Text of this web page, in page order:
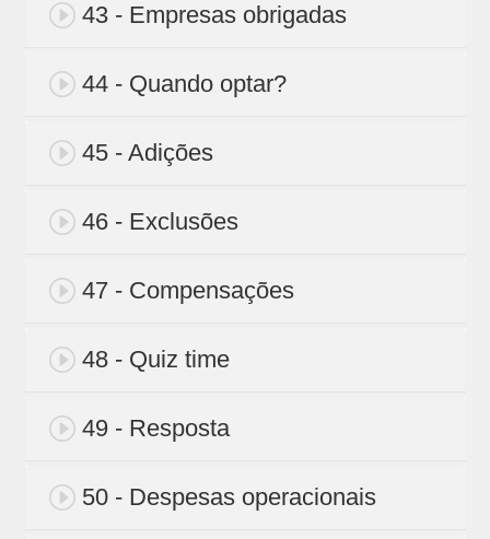
43 - Empresas obrigadas
44 - Quando optar?
45 - Adições
46 - Exclusões
47 - Compensações
48 - Quiz time
49 - Resposta
50 - Despesas operacionais